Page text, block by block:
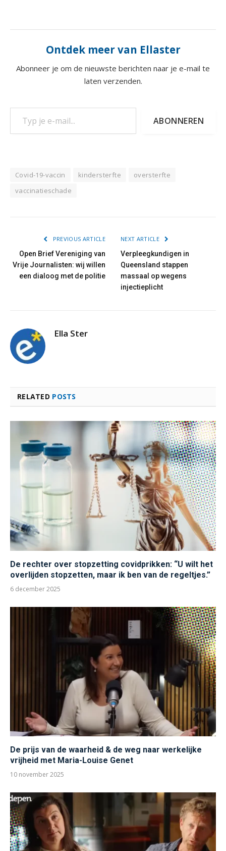
Ontdek meer van Ellaster
Abonneer je om de nieuwste berichten naar je e-mail te
laten verzenden.
Typ je e-mail...
ABONNEREN
Covid-19-vaccin kindersterfte
oversterfte
vaccinatieschade
PREVIOUS ARTICLE
Open Brief Vereniging van
Vrije Journalisten: wij willen
een dialoog met de politie
NEXT ARTICLE
Verpleegkundigen in
Queensland stappen
massaal op wegens
injectieplicht
Ella Ster
RELATED POSTS
De rechter over stopzetting covidprikken: “U wilt het
overlijden stopzetten, maar ik ben van de regeltjes.”
6 december 2025
De prijs van de waarheid & de weg naar werkelijke
vrijheid met Maria-Louise Genet
10 november 2025